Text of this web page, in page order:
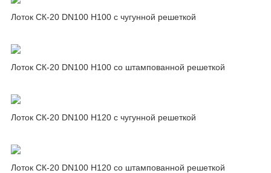
Лоток СК-20 DN100 H100 с чугунной решеткой
Лоток СК-20 DN100 H100 со штампованной решеткой
Лоток СК-20 DN100 H120 с чугунной решеткой
Лоток СК-20 DN100 H120 со штампованной решеткой